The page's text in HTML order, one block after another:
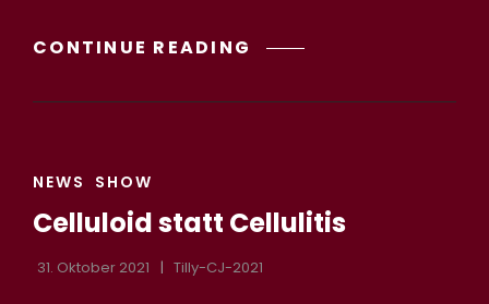
CONTINUE READING WILLKOMMEN
CAT
NEWS SHOW
Celluloid statt Cellulitis
31. Oktober 2021 Tilly-CJ-2021